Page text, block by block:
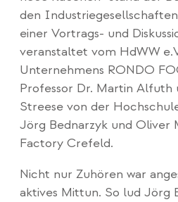
den
einer Vortrags- und
veranstaltet vom HdWW
Unternehmens RONDO
Professor Dr. Martin Alfuth
Streese von der
Jörg Bednarzyk und Oliver
Factory Crefeld.
Nicht nur Zuhören war
aktives Mittun. So lud Jörg